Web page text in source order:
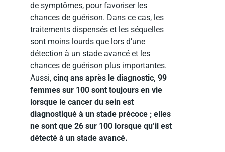
de symptômes, pour favoriser les
chances de guérison. Dans ce cas, les
traitements dispensés et les séquelles
sont moins lourds que lors d’une
détection à un stade avancé et les
chances de guérison plus importantes.
Aussi, cinq ans après le diagnostic, 99
femmes sur 100 sont toujours en vie
lorsque le cancer du sein est
diagnostiqué à un stade précoce ; elles
ne sont que 26 sur 100 lorsque qu’il est
détecté à un stade avancé.